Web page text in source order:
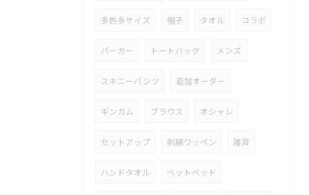
多色多サイズ 帽子 タオル コラボ
パーカー トートバッグ メンズ
スキニーパンツ 追加オーダー
ギンガム ブラウス オシャレ
セットアップ 刺繍ワッペン 雑貨
ハンドタオル ペットベッド